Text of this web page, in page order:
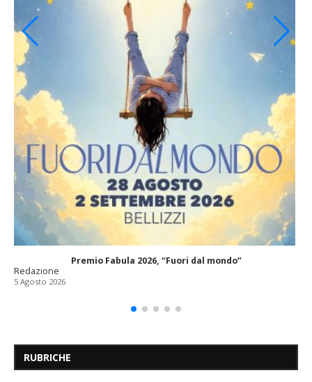
Premio Fabula 2026, “Fuori dal mondo”
Redazione
5 Agosto 2026
RUBRICHE